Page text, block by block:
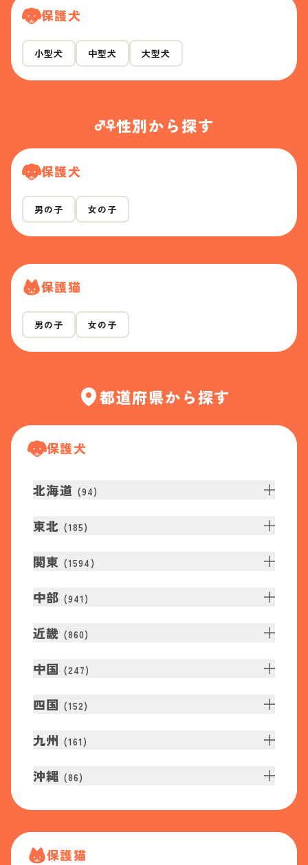
保護犬
小型犬 中型犬 大型犬
性別から探す
保護犬
男の子 女の子
保護猫
男の子 女の子
都道府県から探す
保護犬
北海道 (94)
東北 (185)
関東 (1594 )
中部 (941 )
近畿 (860)
中国 (247)
四国 (152)
九州 (161 )
沖縄 (86)
保護猫